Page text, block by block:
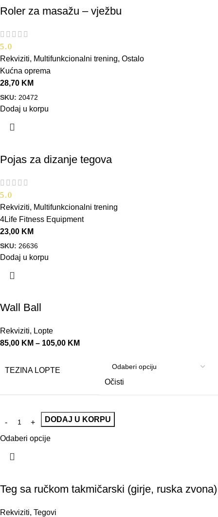
Roler za masažu – vježbu
5.0
Rekviziti, Multifunkcionalni trening, Ostalo
Kućna oprema
28,70 KM
SKU: 20472
Dodaj u korpu
Pojas za dizanje tegova
5.0
Rekviziti, Multifunkcionalni trening
4Life Fitness Equipment
23,00 KM
SKU: 26636
Dodaj u korpu
Wall Ball
Rekviziti, Lopte
85,00 KM – 105,00 KM
TEZINA LOPTE
Očisti
DODAJ U KORPU
Odaberi opcije
Teg sa ručkom takmičarski (girje, ruska zvona)
Rekviziti, Tegovi